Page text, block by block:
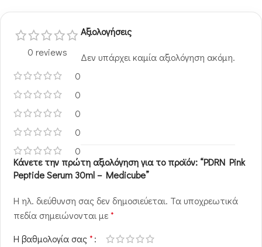
0 reviews
0
0
0
0
0
Αξιολογήσεις
Δεν υπάρχει καμία αξιολόγηση ακόμη.
Κάνετε την πρώτη αξιολόγηση για το προϊόν: “PDRN Pink
Peptide Serum 30ml – Medicube”
Η ηλ. διεύθυνση σας δεν δημοσιεύεται. Τα υποχρεωτικά
πεδία σημειώνονται με*
Η βαθμολογία σας*